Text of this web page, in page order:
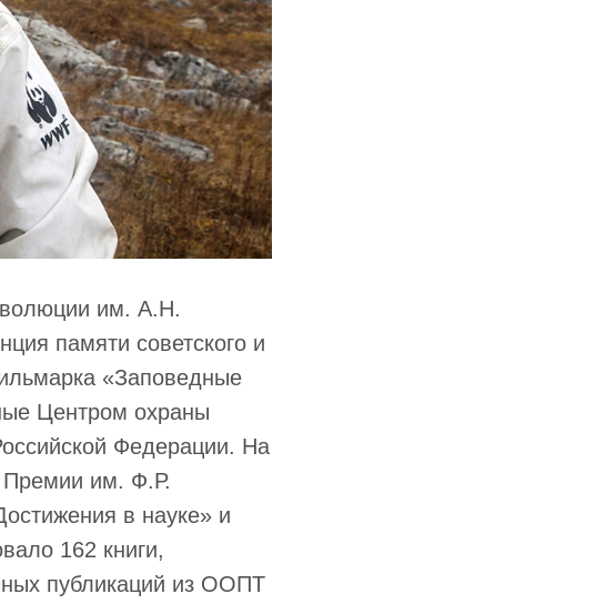
им. А.Н.
памяти советского и
«Заповедные
Центром охраны
Федерации. На
Премии им. Ф.Р.
в науке» и
162 книги,
публикаций из ООПТ